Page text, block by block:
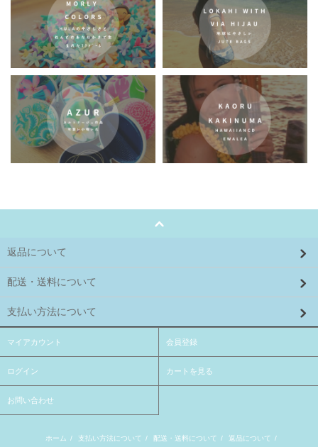
返品について
配送・送料について
支払い方法について
マイアカウント 会員登録
ログイン カートを見る
お問い合わせ
ホーム / 支払い方法について / 配送・送料について / 返品について /